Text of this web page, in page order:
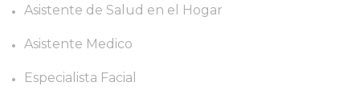
Asistente de Salud en el Hogar
Asistente Medico
Especialista Facial